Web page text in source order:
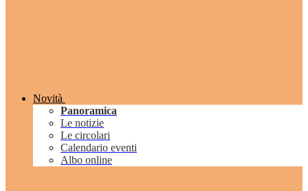
Novità
Panoramica
Le notizie
Le circolari
Calendario eventi
Albo online